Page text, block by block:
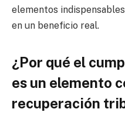
elementos
en un beneficio real.
¿Por qué el
es un elemento
recuperación